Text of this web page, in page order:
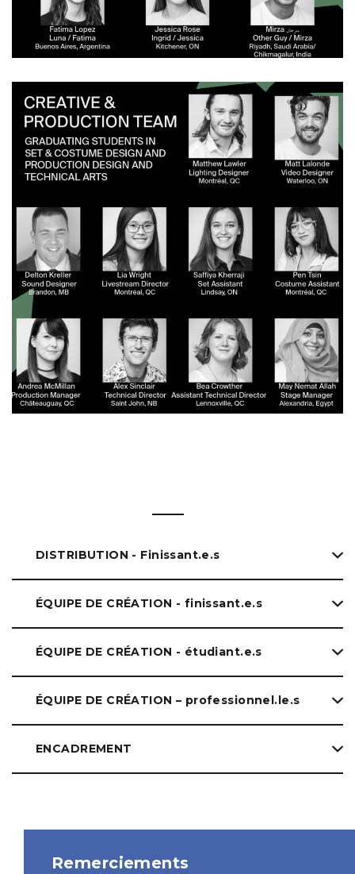
DISTRIBUTION - Finissant.e.s
ÉQUIPE DE CRÉATION - finissant.e.s
ÉQUIPE DE CRÉATION - étudiant.e.s
ÉQUIPE DE CRÉATION – professionnel.le.s
ENCADREMENT
Remerciements